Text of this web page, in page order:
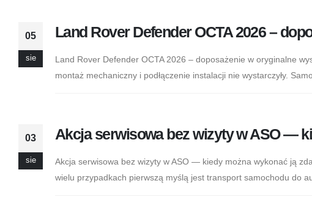
05
sie
Land Rover Defender OCTA 2026 –
Land Rover Defender OCTA 2026 – doposażenie w oryginalne
montaż mechaniczny i podłączenie instalacji nie wystarczyły.
03
sie
Akcja serwisowa bez wizyty w ASO —
Akcja serwisowa bez wizyty w ASO — kiedy można wykonać ją
wielu przypadkach pierwszą myślą jest transport samochodu do